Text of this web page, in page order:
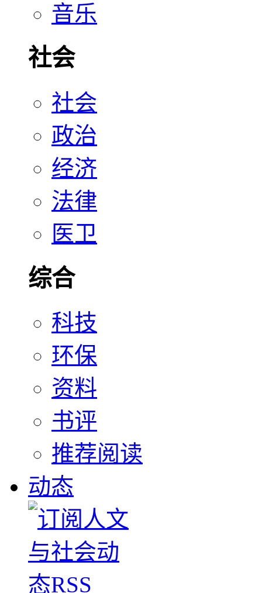
音乐
社会
社会
政治
经济
法律
医卫
综合
科技
环保
资料
书评
推荐阅读
动态